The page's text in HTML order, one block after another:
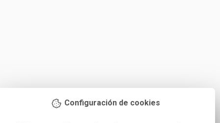
Configuración de cookies